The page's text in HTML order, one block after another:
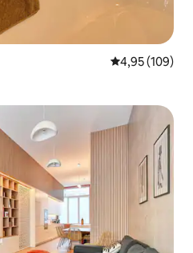
Vidutinis
4,95 (109)